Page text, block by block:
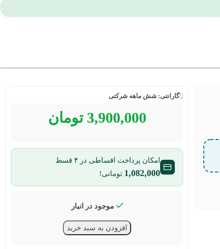
گارانتی: شش ماهه شرکتی
3,900,000 تومان
امکان پرداخت اقساطی در ۴ قسط
1,082,000 تومانی!
موجود در انبار
افزودن به سبد خرید